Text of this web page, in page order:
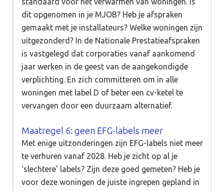
dit opgenomen in je MJOB? Heb je afspraken
gemaakt met je installateurs? Welke woningen zijn
uitgezonderd? In de Nationale Prestatieafspraken
is vastgelegd dat corporaties vanaf aankomend
jaar werken in de geest van de aangekondigde
verplichting. En zich committeren om in alle
woningen met label D of beter een cv-ketel te
vervangen door een duurzaam alternatief.
Maatregel 6: geen EFG-labels meer
Met enige uitzonderingen zijn EFG-labels niet meer
te verhuren vanaf 2028. Heb je zicht op al je
‘slechtere’ labels? Zijn deze goed gemeten? Heb je
voor deze woningen de juiste ingrepen gepland in